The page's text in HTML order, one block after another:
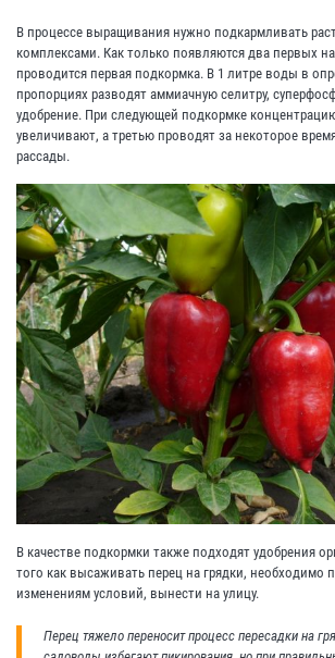
В процессе выращивания нужно подкармливать
комплексами. Как только появляются два первых
проводится первая подкормка. В 1 литре воды в
пропорциях разводят аммиачную селитру,
удобрение. При следующей подкормке
увеличивают, а третью проводят за некоторое
рассады.
В качестве подкормки также подходят удобрения
того как высаживать перец на грядки, необходимо
изменениям условий, вынести на улицу.
Перец тяжело переносит процесс пересадки на